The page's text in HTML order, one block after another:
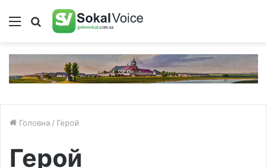
Меню Пошук
Головна / Герой
Герой